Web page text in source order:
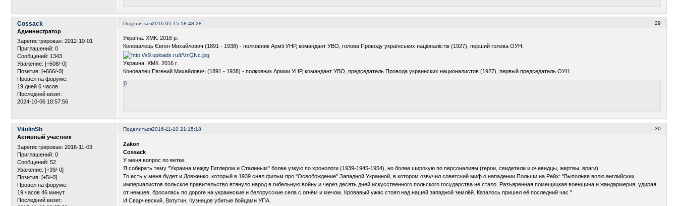
Поделиться 29
2016-05-15 18:48:28
Cossack
Администратор
Зарегистрирован: 2012-10-01
Приглашений: 0
Сообщений: 1343
Уважение: [+508/-0]
Позитив: [+666/-0]
Провел на форуме:
19 дней 6 часов
Последний визит:
2024-10-06 18:57:56
Україна. ХМК. 2016 р.
Коновалець Євген Михайлович (1891 - 1938) - полковник Армії УНР, командант УВО, голова Проводу українських націоналістів (1927), перший голова ОУН.
Украина. ХМК. 2016 г.
Коновалец Евгений Михайлович (1891 - 1938) - полковник Армии УНР, командант УВО, председатель Провода украинских националистов (1927), первый председатель ОУН.
0
Поделиться 30
2016-11-10 21:15:18
VitolinSh
Активный участник
Зарегистрирован: 2016-11-03
Приглашений: 0
Сообщений: 52
Уважение: [+39/-0]
Позитив: [+5/-0]
Провел на форуме:
19 часов 46 минут
Последний визит:
Zakon
Cossack
У меня вопрос по ветке.
Я собирать тему "Украина между Гитлером и Сталиным" более узкую по хронологи (1939-1945-1954), но более широкую по персоналиям (герои, свидетели и очевидцы, жертвы, враги).
То есть у меня будет и Довженко, который в 1939 снял фильм про "Освобождение" Западной Украиной, в котором озвучил советский миф о нападении Польши на Рейх: "Выполняя волю английских
империалистов польское правительство втянуло народ в гибельную войну и через десять дней искусственного польского государства не стало. Разъяренная помещицкая военщина и жандармерия, удирая
от немцев, бросилась по дороге на украинские и белорусские села с огнём и мечом. Кровавый ужас стоял над нашей западной землёй. Казалось пришел её последний час."
И Сварчевский, Ватутин, Кузнецов убитые бойцами УПА.